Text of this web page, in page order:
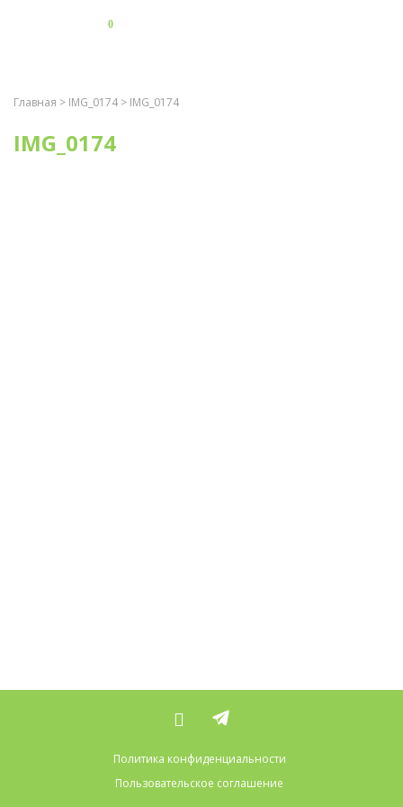
0
Главная > IMG_0174 > IMG_0174
IMG_0174
Политика конфиденциальности
Пользовательское соглашение